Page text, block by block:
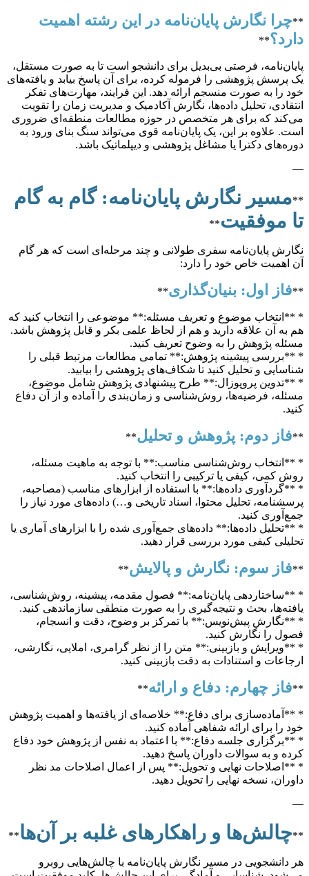
**چرا نگارش پایان‌نامه در این رشته اهمیت
دارد؟**
پایان‌نامه، فرصتی بی‌بدیل برای دانشجو است تا به صورت مستقل،
یک پرسش پژوهشی را فرموله کرده، برای آن پاسخ بیابد و یافته‌های
خود را به صورت منسجم ارائه دهد. این فرایند، مهارت‌های تفکر
انتقادی، تحلیل داده‌ها، نگارش آکادمیک و مدیریت زمان را تقویت
می‌کند که برای هر متخصص در حوزه مطالعات منطقه‌ای ضروری
است. علاوه بر این، یک پایان‌نامه قوی می‌تواند سنگ بنای ورود به
دوره‌های دکترا یا مشاغل پژوهشی و دیپلماتیک باشد.
—
**مسیر نگارش پایان‌نامه: گام به گام
تا موفقیت**
نگارش پایان‌نامه سفری طولانی و چند مرحله‌ای است که هر گام
آن اهمیت خاص خود را دارد:
**فاز اول: بنیان‌گذاری**
* **انتخاب موضوع و تعریف مسئله:** موضوعی را انتخاب کنید که
هم به آن علاقه دارید و هم از لحاظ علمی بکر و قابل پژوهش باشد.
مسئله پژوهش را به وضوح تعریف کنید.
* **بررسی پیشینه پژوهش:** تمامی مطالعات مرتبط قبلی را
شناسایی و تحلیل کنید تا شکاف‌های پژوهشی را بیابید.
* **تدوین پروپوزال:** طرح پیشنهادی پژوهش شامل موضوع،
مسئله، فرضیه‌ها، روش‌شناسی و زمان‌بندی را آماده و از آن دفاع
کنید.
**فاز دوم: پژوهش و تحلیل**
* **انتخاب روش‌شناسی مناسب:** با توجه به ماهیت مسئله،
روش کمی، کیفی یا ترکیبی را انتخاب کنید.
* **گردآوری داده‌ها:** با استفاده از ابزارهای مناسب (مصاحبه،
پرسشنامه، تحلیل محتوا، اسناد تاریخی و…) داده‌های مورد نیاز را
جمع‌آوری کنید.
* **تحلیل داده‌ها:** داده‌های جمع‌آوری شده را با ابزارهای آماری یا
تحلیلی کیفی مورد بررسی قرار دهید.
**فاز سوم: نگارش و پالایش**
* **ساختاردهی پایان‌نامه:** فصول مقدمه، پیشینه، روش‌شناسی،
یافته‌ها، بحث و نتیجه‌گیری را به صورت منطقی سازماندهی کنید.
* **نگارش پیش‌نویس:** با تمرکز بر وضوح، دقت و انسجام،
فصول را نگارش کنید.
* **ویرایش و بازبینی:** متن را از نظر گرامری، املایی، نگارشی،
ارجاعات و استنادات به دقت بازبینی کنید.
**فاز چهارم: دفاع و ارائه**
* **آماده‌سازی برای دفاع:** خلاصه‌ای از یافته‌ها و اهمیت پژوهش
خود را برای ارائه شفاهی آماده کنید.
* **برگزاری جلسه دفاع:** با اعتماد به نفس از پژوهش خود دفاع
کرده و به سوالات داوران پاسخ دهید.
* **اصلاحات نهایی و تحویل:** پس از اعمال اصلاحات مد نظر
داوران، نسخه نهایی را تحویل دهید.
—
**چالش‌ها و راهکارهای غلبه بر آن‌ها**
هر دانشجویی در مسیر نگارش پایان‌نامه با چالش‌هایی روبرو